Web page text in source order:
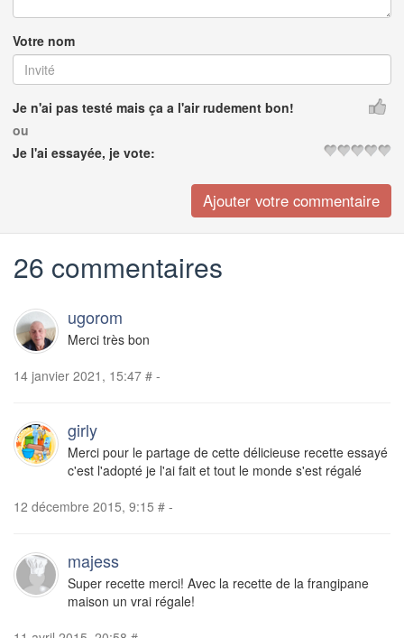
Votre nom
Je n'ai pas testé mais ça a l'air rudement bon!
ou
Je l'ai essayée, je vote:
26 commentaires
ugorom
Merci très bon
14 janvier 2021, 15:47 # -
girly
Merci pour le partage de cette délicieuse recette essayé
c'est l'adopté je l'ai fait et tout le monde s'est régalé
12 décembre 2015, 9:15 # -
majess
Super recette merci! Avec la recette de la frangipane
maison un vrai régale!